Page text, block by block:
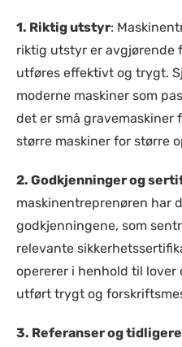
1. Riktig utstyr:
riktig utstyr er avgjørende
utføres effektivt og trygt.
moderne maskiner som
det er små
større maskiner for større
2. Godkjenninger og
maskinentreprenøren har
godkjenningene, som
relevante
opererer i henhold til lover
utført trygt og
3. Referanser og